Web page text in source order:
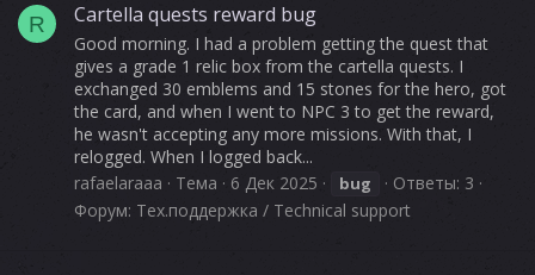
R Cartella quests reward bug
Good morning. I had a problem getting the quest that
gives a grade 1 relic box from the cartella quests. I
exchanged 30 emblems and 15 stones for the hero, got
the card, and when I went to NPC 3 to get the reward,
he wasn't accepting any more missions. With that, I
relogged. When I logged back...
rafaelaraaa
Тема 6 Дек 2025 bug
Ответы: 3
Форум: Тех.поддержка / Technical support